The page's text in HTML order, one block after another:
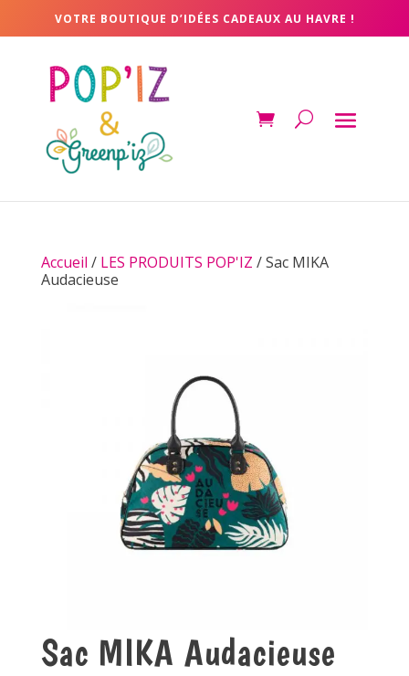
VOTRE BOUTIQUE D’IDÉES CADEAUX AU HAVRE !
Accueil / LES PRODUITS POP'IZ / Sac MIKA
Audacieuse
Sac MIKA Audacieuse